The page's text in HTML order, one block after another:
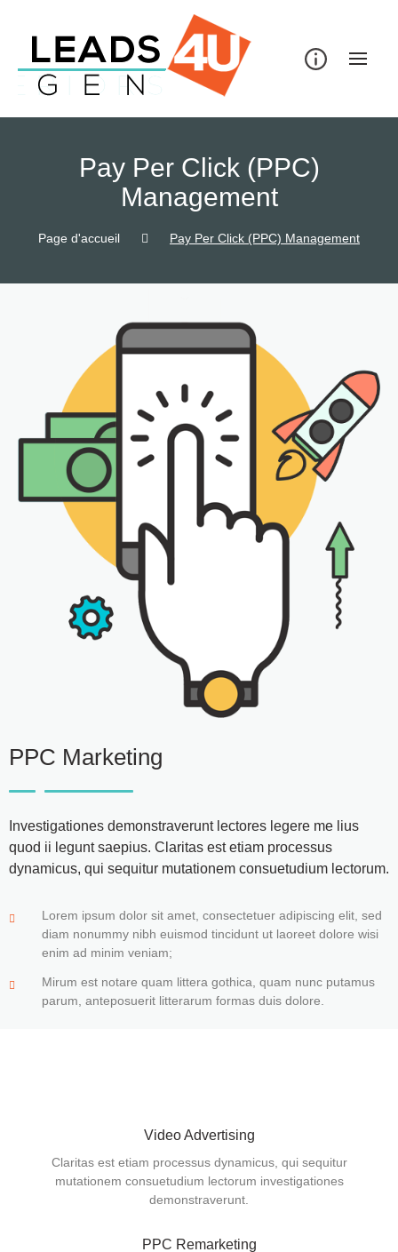
Pay Per Click (PPC)
Management
Page d'accueil Pay Per Click (PPC) Management
PPC Marketing
Investigationes demonstraverunt lectores legere me lius
quod ii legunt saepius. Claritas est etiam processus
dynamicus, qui sequitur mutationem consuetudium lectorum.
Lorem ipsum dolor sit amet, consectetuer adipiscing elit, sed
diam nonummy nibh euismod tincidunt ut laoreet dolore wisi
enim ad minim veniam;
Mirum est notare quam littera gothica, quam nunc putamus
parum, anteposuerit litterarum formas duis dolore.
Video Advertising
Claritas est etiam processus dynamicus, qui sequitur
mutationem consuetudium lectorum investigationes
demonstraverunt.
PPC Remarketing